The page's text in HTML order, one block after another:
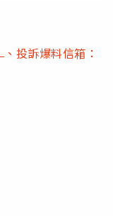
、投訴爆料信箱：